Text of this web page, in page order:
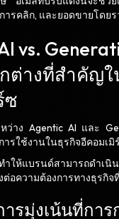
ารคลิก, และยอดขายโดยร
vs.
ต่างที่สำคัญใ
ซ
ว่าง Agentic AI และ
รใช้งานในธุรกิจอีคอมเมิ
ให้แบรนด์สามารถดำเนิ
อความต้องการทางธุรกิจ
รมุ่งเน้นที่การ